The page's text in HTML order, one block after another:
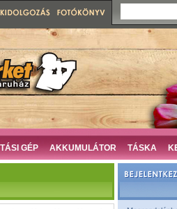
GÉP AKKUMULÁTOR TÁSKA